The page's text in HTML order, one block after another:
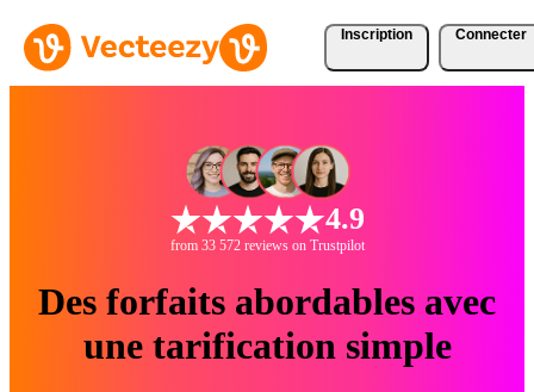
Inscription Connecter
4.9
from 33 572 reviews on Trustpilot
Des forfaits abordables avec
une tarification simple